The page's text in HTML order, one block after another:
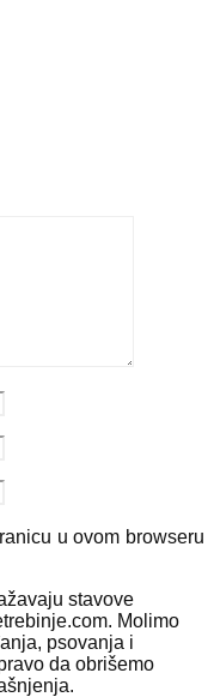
u ovom browseru
stavove
Molimo
psovanja i
da obrišemo